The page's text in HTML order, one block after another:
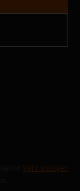
Mehr anzeigen